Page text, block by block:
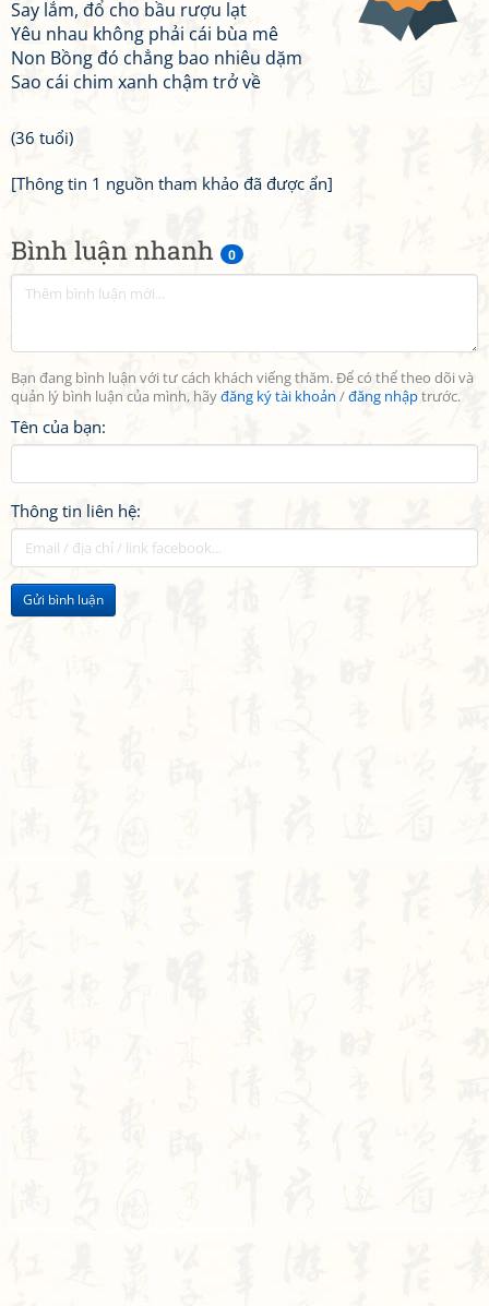
Bình luận nhanh 0
Bạn đang bình luận với tư cách khách viếng thăm. Để có thể theo dõi và
quản lý bình luận của mình, hãyđăng ký tài khoản /đăng nhậptrước.
Tên của bạn:
Thông tin liên hệ:
Gửi bình luận
Say lắm, đổ cho bầu rượu lạt
Yêu nhau không phải cái bùa mê
Non Bồng đó chẳng bao nhiêu dặm
Sao cái chim xanh chậm trở về
(36 tuổi)
[Thông tin 1 nguồn tham khảo đã được ẩn]